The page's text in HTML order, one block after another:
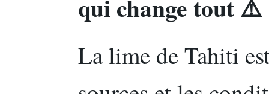
qui change tout ⚠️
La lime de Tahiti